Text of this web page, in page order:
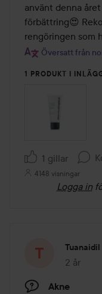
använt denna
förbättring😍
rengöringen som
Översatt från
1 PRODUKT I
1 gillar
4148 visningar
Logga in
Tuanaidil
2 år
Inlägget
Akne